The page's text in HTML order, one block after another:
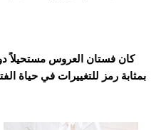
كان فستان العروس مستحيلاً
بمثابة رمز للتغييرات في حياة